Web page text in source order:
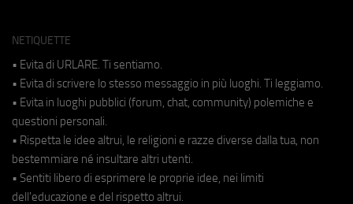
NETIQUETTE
• Evita di URLARE. Ti sentiamo.
• Evita di scrivere lo stesso messaggio in più luoghi. Ti leggiamo.
• Evita in luoghi pubblici (forum, chat, community) polemiche e
questioni personali.
• Rispetta le idee altrui, le religioni e razze diverse dalla tua, non
bestemmiare né insultare altri utenti.
• Sentiti libero di esprimere le proprie idee, nei limiti
dell'educazione e del rispetto altrui.